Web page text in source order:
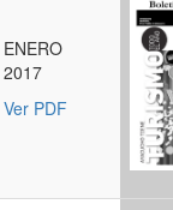
ENERO
2017
Ver PDF